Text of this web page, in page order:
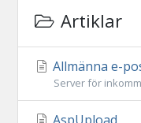
Artiklar
Allmänna e-
Server för